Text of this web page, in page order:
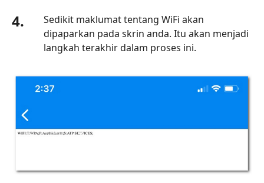
4.
Sedikit maklumat tentang WiFi akan
dipaparkan pada skrin anda. Itu akan menjadi
langkah terakhir dalam proses ini.